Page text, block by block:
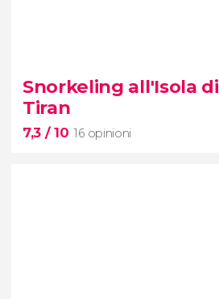
419 opinioni
guida in italiano
Snorkeling all'Isola di
Tiran
7,3 / 10 16 opinioni